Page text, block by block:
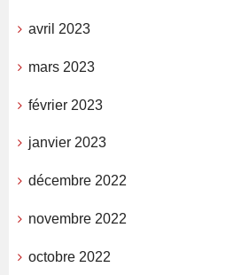
avril 2023
mars 2023
février 2023
janvier 2023
décembre 2022
novembre 2022
octobre 2022